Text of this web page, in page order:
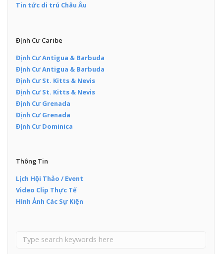
Tin tức di trú Châu Âu
Định Cư Caribe
Định Cư Antigua & Barbuda
Định Cư Antigua & Barbuda
Định Cư St. Kitts & Nevis
Định Cư St. Kitts & Nevis
Định Cư Grenada
Định Cư Grenada
Định Cư Dominica
Thông Tin
Lịch Hội Thảo / Event
Video Clip Thực Tế
Hình Ảnh Các Sự Kiện